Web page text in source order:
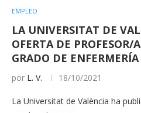
EMPLEO
LA UNIVERSITAT DE
OFERTA DE PROFESOR/
GRADO DE ENFERMERÍA
por L. V. 18/10/2021
La Universitat de València ha